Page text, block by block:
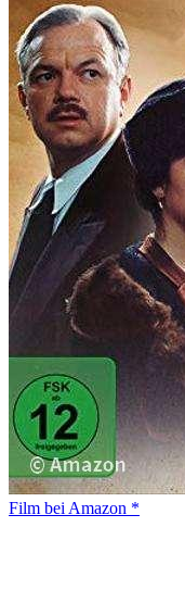
Film bei Amazon *